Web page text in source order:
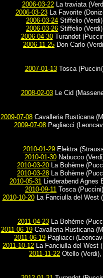
2006-03-22La traviata
2006-03-23La Favorite
2006-03-24 Stiffelio
2006-03-26 Stiffelio
2006-04-30Turandot
2006-11-25 Don Carlo
2007-01-13Tosca
2008-02-03Le Cid
2009-07-08 Cavalleria Rusticana
2009-07-08Pagliacci
2010-01-29Elektra
2010-01-30Nabucco
2010-03-20 La Bohème
2010-03-28 La Bohème
2010-05-31 Liederabend Agnes
2010-09-11 Tosca
2010-10-20La Fanciulla del West
2011-04-23La Bohème
2011-06-19Cavalleria Rusticana
2011-06-19 Pagliacci
2011-10-12 La Fanciulla del West
2011-11-22 Otello